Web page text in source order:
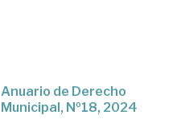
Anuario de Derecho
Municipal, Nº18, 2024